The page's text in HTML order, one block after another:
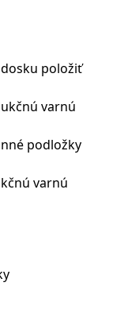
položiť
varnú
podložky
varnú